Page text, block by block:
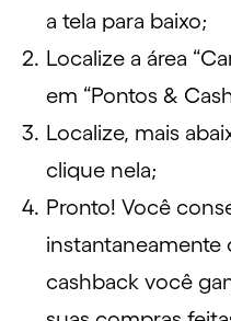
a tela para baixo;
Localize a área
em “Pontos &
Localize, mais
clique nela;
Pronto! Você
instantaneamente
cashback você